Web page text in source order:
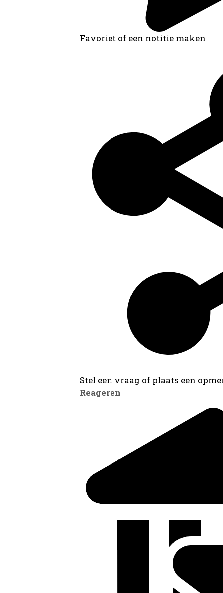
Archiefvormer(s):
Favoriet of een notitie maken
Stel een vraag of plaats een
Reageren